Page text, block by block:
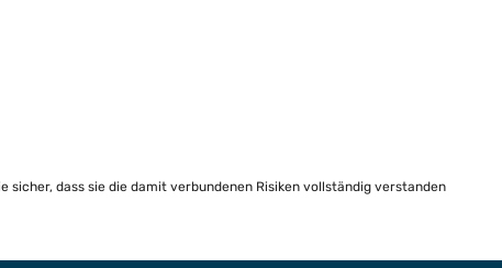
dass sie die damit verbundenen Risiken vollständig verstanden